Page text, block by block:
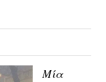
Μία